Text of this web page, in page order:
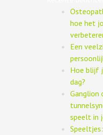
hoe het
Een
Hoe blijf
dag?
Ganglion
speelt in